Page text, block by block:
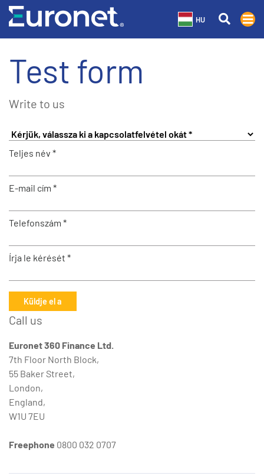
HU
Test form
Write to us
Teljes név *
E-mail cím *
Telefonszám *
Írja le kérését *
Küldje el a
Call us
Euronet 360 Finance Ltd.
7th Floor North Block,
55 Baker Street,
London,
England,
W1U 7EU
Freephone 0800 032 0707